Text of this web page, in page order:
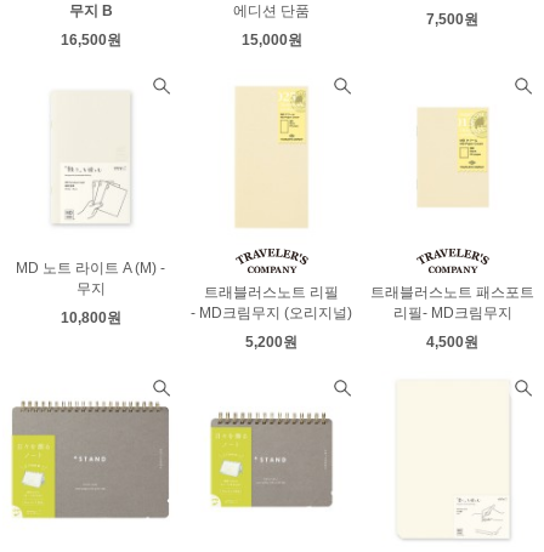
무지 B
16,500원
에디션 단품
15,000원
7,500원
MD 노트 라이트 A (M) -
무지
10,800원
트래블러스노트 리필
- MD크림무지 (오리지널)
5,200원
트래블러스노트 패스포트
리필- MD크림무지
4,500원